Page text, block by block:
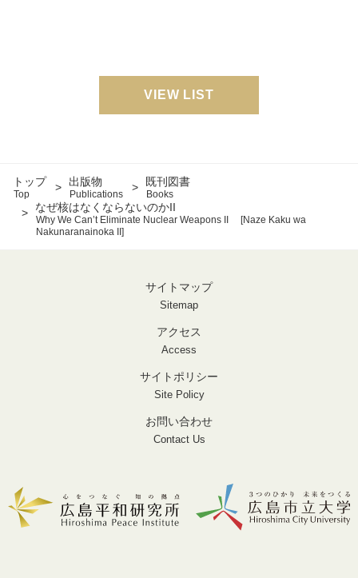
VIEW LIST
トップ
Top
出版物
Publications
既刊図書
Books
なぜ核はなくならないのかII
Why We Can’t Eliminate Nuclear Weapons II [Naze Kaku wa
Nakunaranainoka II]
サイトマップ
Sitemap
アクセス
Access
サイトポリシー
Site Policy
お問い合わせ
Contact Us